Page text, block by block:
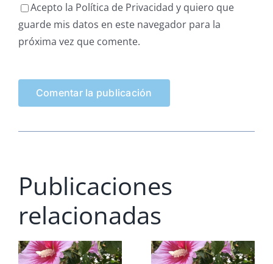
Acepto la Política de Privacidad y quiero que
guarde mis datos en este navegador para la
próxima vez que comente.
Publicaciones
relacionadas